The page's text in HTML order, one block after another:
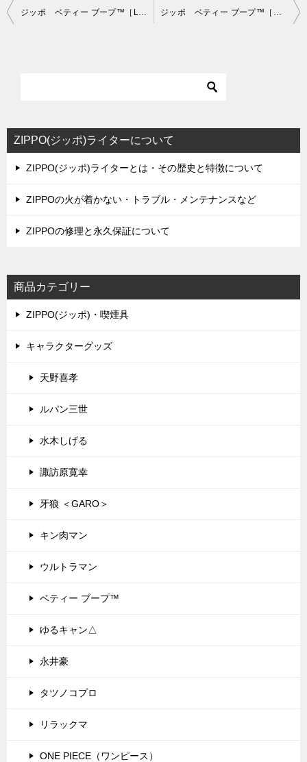
投
シ
ョ
ジッポ ベティー ブープ™［LOVE HURTS］ ジッポ ベティー ブープ™［フラッグ］
ZIPPO(ジッポ)ライターについて
ZIPPO(ジッポ)ライターとは・その歴史と特徴について
ZIPPOの火が着かない・トラブル・メンテナンスなど
ZIPPOの修理と永久保証について
商品カテゴリー
ZIPPO(ジッポ)・喫煙具
キャラクターグッズ
天野喜孝
ルパン三世
水木しげる
諏訪原寛幸
牙狼 ＜GARO＞
キン肉マン
ウルトラマン
ベティー ブープ™
ゆるキャン△
永井豪
タツノコプロ
リラックマ
ONE PIECE（ワンピース）